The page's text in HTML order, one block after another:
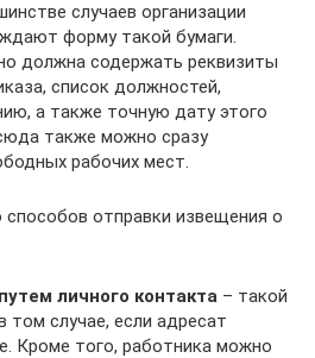
случаев организации
форму такой бумаги.
должна содержать реквизиты
список должностей,
а также точную дату этого
также можно сразу
рабочих мест.
отправки извещения о
личного контакта – такой
том случае, если адресат
Кроме того, работника можно